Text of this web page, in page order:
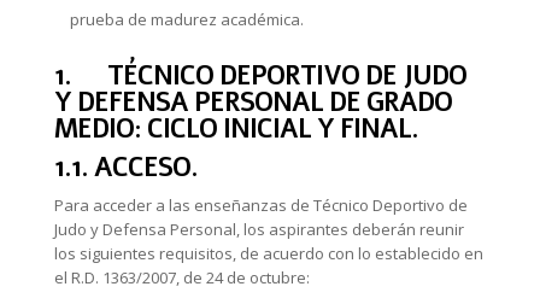
prueba de madurez académica.
1. TÉCNICO DEPORTIVO DE JUDO
Y DEFENSA PERSONAL DE GRADO
MEDIO: CICLO INICIAL Y FINAL.
1.1. ACCESO.
Para acceder a las enseñanzas de Técnico Deportivo de
Judo y Defensa Personal, los aspirantes deberán reunir
los siguientes requisitos, de acuerdo con lo establecido en
el R.D. 1363/2007, de 24 de octubre: